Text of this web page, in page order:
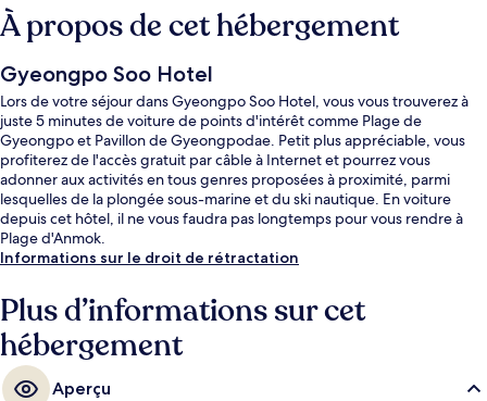
À propos de cet hébergement
Gyeongpo Soo Hotel
Lors de votre séjour dans Gyeongpo Soo Hotel, vous vous trouverez à
juste 5 minutes de voiture de points d'intérêt comme Plage de
Gyeongpo et Pavillon de Gyeongpodae. Petit plus appréciable, vous
profiterez de l'accès gratuit par câble à Internet et pourrez vous
adonner aux activités en tous genres proposées à proximité, parmi
lesquelles de la plongée sous-marine et du ski nautique. En voiture
depuis cet hôtel, il ne vous faudra pas longtemps pour vous rendre à
Plage d'Anmok.
Informations sur le droit de rétractation
Plus d’informations sur cet
hébergement
Aperçu